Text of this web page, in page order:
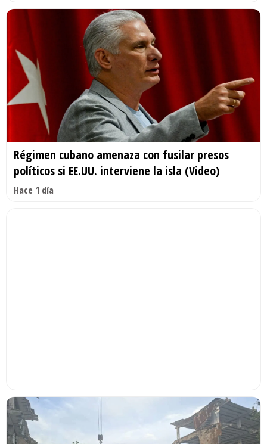
Régimen cubano amenaza con fusilar presos
políticos si EE.UU. interviene la isla (Video)
Hace 1 día